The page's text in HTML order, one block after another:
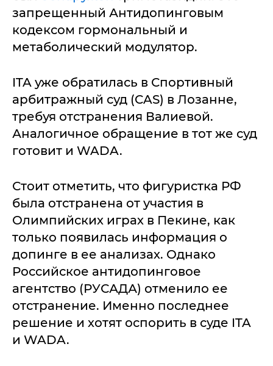
запрещенный Антидопинговым
кодексом гормональный и
метаболический модулятор.
ITA уже обратилась в Спортивный
арбитражный суд (CAS) в Лозанне,
требуя отстранения Валиевой.
Аналогичное обращение в тот же суд
готовит и WADA.
Стоит отметить, что фигуристка РФ
была отстранена от участия в
Олимпийских играх в Пекине, как
только появилась информация о
допинге в ее анализах. Однако
Российское антидопинговое
агентство (РУСАДА) отменило ее
отстранение. Именно последнее
решение и хотят оспорить в суде ITA
и WADA.